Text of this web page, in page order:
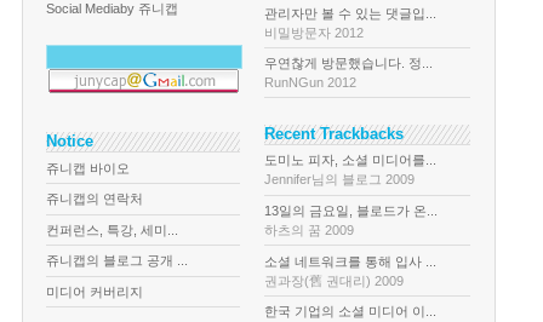
Social Mediaby 쥬니캡
Notice
쥬니캡 바이오
쥬니캡의 연락처
컨퍼런스, 특강, 세미...
쥬니캡의 블로그 공개 ...
미디어 커버리지
관리자만 볼 수 있는 댓글입...
비밀방문자 2012
우연찮게 방문했습니다. 정...
RunNGun 2012
Recent Trackbacks
도미노 피자, 소셜 미디어를...
Jennifer님의 블로그 2009
13일의 금요일, 블로드가 온...
하츠의 꿈 2009
소셜 네트워크를 통해 입사 ...
권과장(舊 권대리) 2009
한국 기업의 소셜 미디어 이...